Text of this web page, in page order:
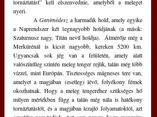
tornáztatást” kell elszenvednie, amelyből a meleget
nyeri.
	A
Ganimédesz a harmadik hold, amely egyike
a Naprendszer két legnagyobb holdjának (a másik:
Szaturnusz nagy, Titán nevű holdja).  Átmérője még a
Merkúrénál is kicsit nagyobb, kereken 5200 km.
Ugyancsak sok jég van a felületén, amely alatt
valószínűleg szintén meleg tenger rejlik, talán még több
vízzel, mint Európán. Tisztességes mágneses tere van,
amelyet a magjában (esetleg) lévő, folyékony fémek
okozhatnak. Hogy a meleg tengeréhez szükséges hő
milyen mértékben függ a talán még nála is hatékony
tornáztatástól, és a magjában lezajló folyamatoktól, azt